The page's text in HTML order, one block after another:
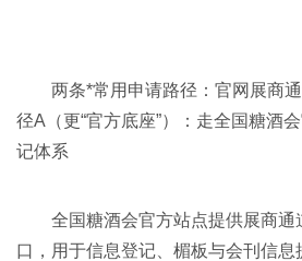
两条*常用申请路径：官网展商
径A（更“官方底座”）：走全国糖酒
记体系
全国糖酒会官方站点提供展商通
口，用于信息登记、楣板与会刊信